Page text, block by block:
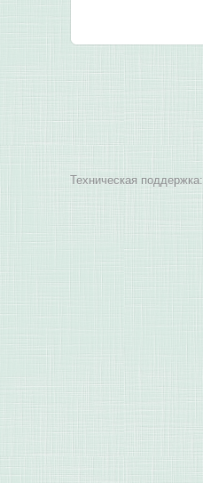
Техническая поддержка: